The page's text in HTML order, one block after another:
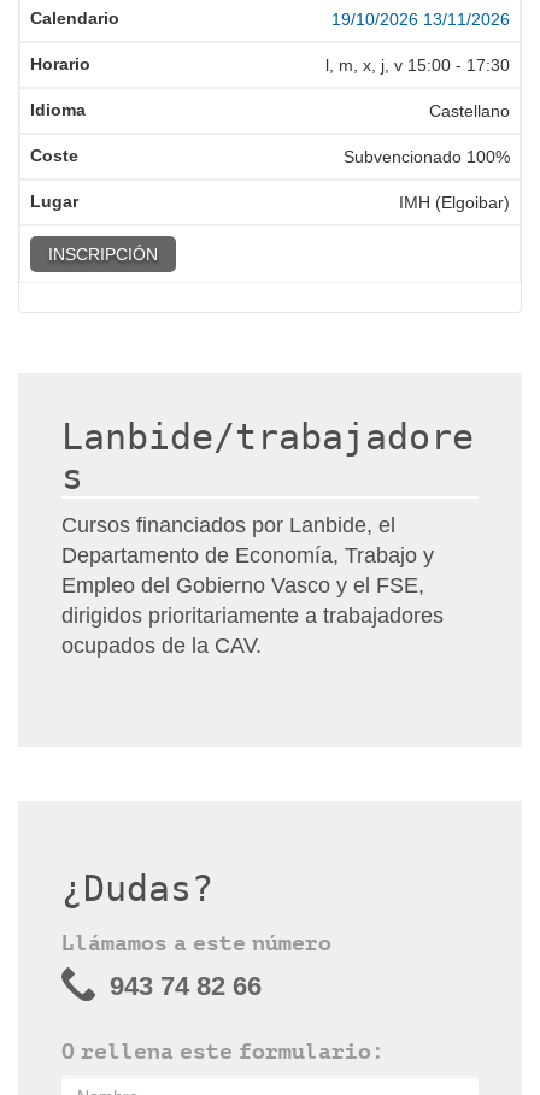
19/10/2026 13/11/2026
l, m, x, j, v 15:00 - 17:30
Castellano
Subvencionado 100%
IMH (Elgoibar)
INSCRIPCIÓN
Lanbide/trabajadore
s
Cursos financiados por Lanbide, el
Departamento de Economía, Trabajo y
Empleo del Gobierno Vasco y el FSE,
dirigidos prioritariamente a trabajadores
ocupados de la CAV.
¿Dudas?
Llámamos a este número
943 74 82 66
O rellena este formulario: